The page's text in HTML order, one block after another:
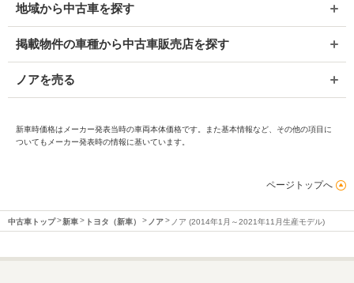
地域から中古車を探す
掲載物件の車種から中古車販売店を探す
ノアを売る
新車時価格はメーカー発表当時の車両本体価格です。また基本情報など、その他の項目に
ついてもメーカー発表時の情報に基いています。
ページトップへ
中古車トップ 新車 トヨタ（新車） ノア ノア (2014年1月～2021年11月生産モデル)